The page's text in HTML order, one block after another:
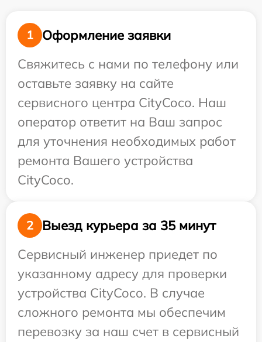
1
Оформление заявки
Свяжитесь с нами по телефону или
оставьте заявку на сайте
сервисного центра CityCoco. Наш
оператор ответит на Ваш запрос
для уточнения необходимых работ
ремонта Вашего устройства
CityCoco.
2
Выезд курьера за 35 минут
Сервисный инженер приедет по
указанному адресу для проверки
устройства CityCoco. В случае
сложного ремонта мы обеспечим
перевозку за наш счет в сервисный